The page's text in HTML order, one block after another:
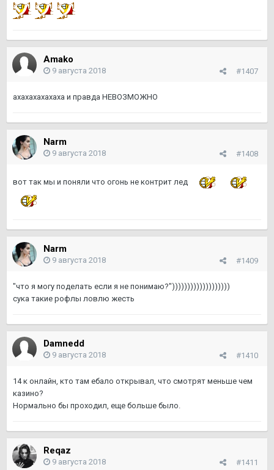
Amako
#1407
9 августа 2018
ахахахахахаха и правда НЕВОЗМОЖНО
Narm
#1408
9 августа 2018
вот так мы и поняли что огонь не контрит лед
Narm
#1409
9 августа 2018
"что я могу поделать если я не понимаю?")))))))))))))))))))
сука такие рофлы ловлю жесть
Damnedd
#1410
9 августа 2018
14 к онлайн, кто там ебало открывал, что смотрят меньше чем
казино?
Нормально бы проходил, еще больше было.
Reqaz
#1411
9 августа 2018